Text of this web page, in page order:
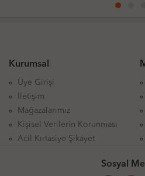
Kurumsal
Üye Girişi
İletişim
Mağazalarımız
Kişisel Verilerin Korunması
Acil Kırtasiye Şikayet
Sosyal